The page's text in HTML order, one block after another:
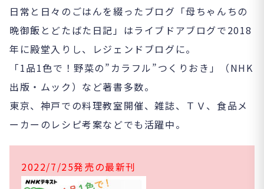
日常と日々のごはんを綴ったブログ「母ちゃんちの
晩御飯とどたばた日記」はライブドアブログで2018
年に殿堂入りし、レジェンドブログに。
「1品1色で！野菜の”カラフル”つくりおき」（NHK
出版・ムック）など著書多数。
東京、神戸での料理教室開催、雑誌、ＴＶ、食品メ
ーカーのレシピ考案などでも活躍中。
2022/7/25発売の最新刊